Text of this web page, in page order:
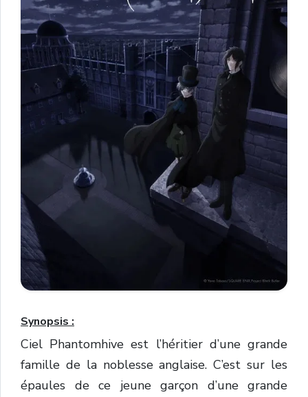
Synopsis :
Ciel Phantomhive est l’héritier d’une grande
famille de la noblesse anglaise. C’est sur les
épaules de ce jeune garçon d’une grande